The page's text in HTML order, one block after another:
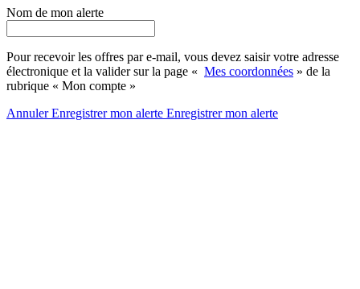
Nom de mon alerte
Pour recevoir les offres par e-mail, vous devez saisir votre adresse
électronique et la valider sur la page « Mes coordonnées » de la
rubrique « Mon compte »
AnnulerEnregistrer mon alerte Enregistrermon alerte